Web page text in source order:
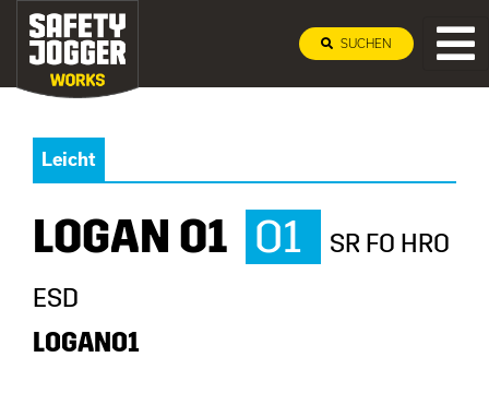
SUCHEN
Leicht
LOGAN O1 O1
SR FO HRO
ESD
LOGANO1